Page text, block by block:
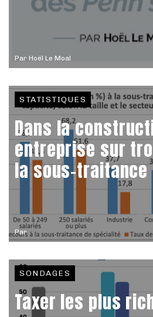
Par Hoël Le Moal
Par
STATISTIQUES
Dans la
entreprise sur
la sous-traitance
SONDAGES
Taxer les plus